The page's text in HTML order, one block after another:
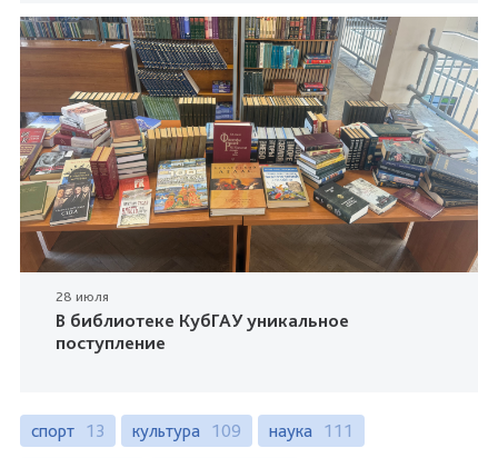
28 июля
В библиотеке КубГАУ уникальное
поступление
спорт 13 культура 109 наука 111